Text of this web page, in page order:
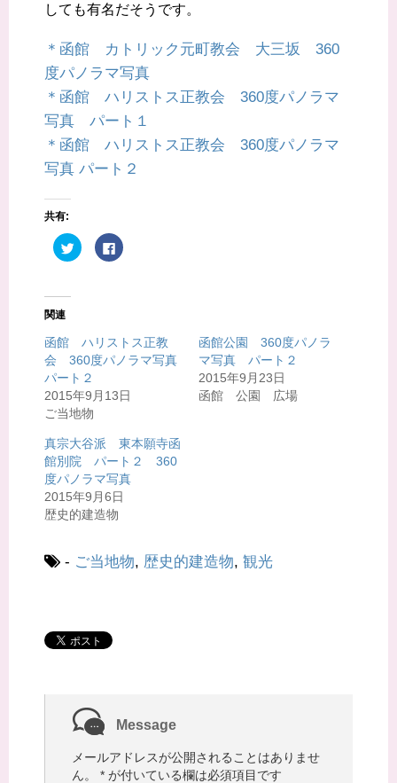
しても有名だそうです。
＊函館 カトリック元町教会 大三坂 360
度パノラマ写真
＊函館 ハリストス正教会 360度パノラマ
写真 パート１
＊函館 ハリストス正教会 360度パノラマ
写真 パート２
共有:
ク
リ
e
で
共
有
(
し
い
ウ
ィ
ン
ド
ウ
で
開
)
F
a
共
有
す
は
ク
ク
し
て
く
だ
さ
い
(
新
ウ
ィ
関連
函館 ハリストス正教
会 360度パノラマ写真
パート２
2015年9月13日
ご当地物
函館公園 360度パノラ
マ写真 パート２
2015年9月23日
函館 公園 広場
真宗大谷派 東本願寺函
館別院 パート２ 360
度パノラマ写真
2015年9月6日
歴史的建造物
- ご当地物, 歴史的建造物, 観光
Message
メールアドレスが公開されることはありませ
ん。
* が付いている欄は必須項目です